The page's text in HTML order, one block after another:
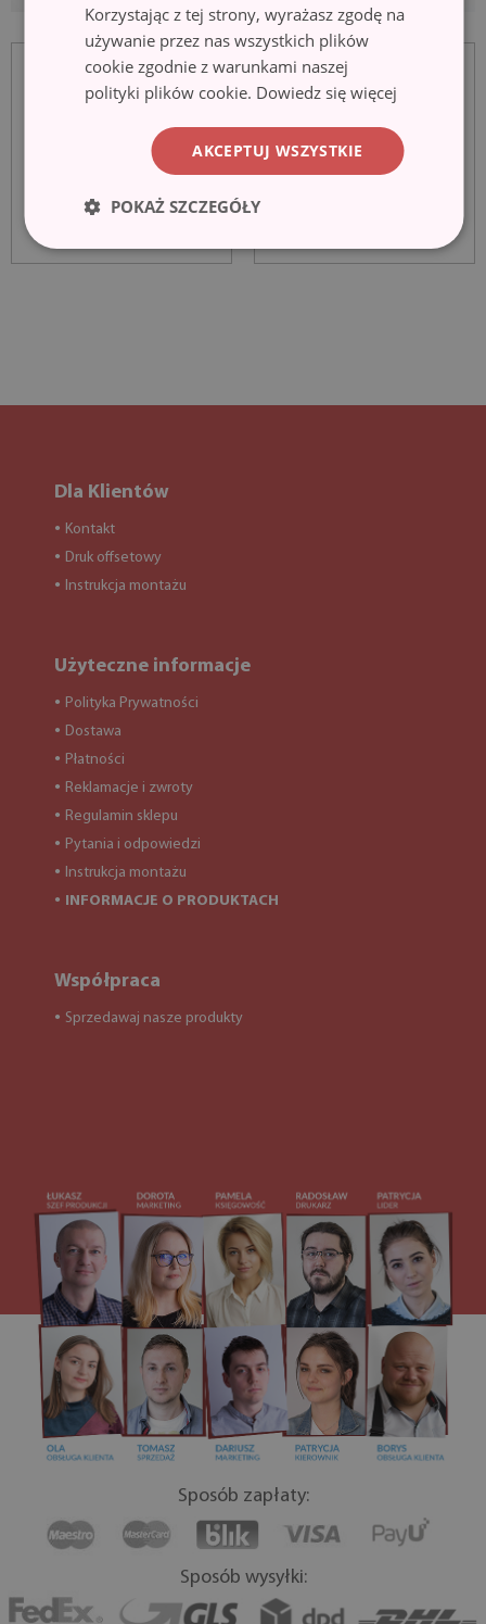
Dla Klientów
● Kontakt
● Druk offsetowy
● Instrukcja montażu
Użyteczne informacje
● Polityka Prywatności
● Dostawa
● Płatności
● Reklamacje i zwroty
● Regulamin sklepu
● Pytania i odpowiedzi
● Instrukcja montażu
● INFORMACJE O PRODUKTACH
Współpraca
● Sprzedawaj nasze produkty
Sposób zapłaty:
Sposób wysyłki:
Korzystając z tej strony, wyrażasz zgodę na
używanie przez nas wszystkich plików
cookie zgodnie z warunkami naszej
polityki plików cookie. Dowiedz się więcej
AKCEPTUJ WSZYSTKIE
POKAŻ SZCZEGÓŁY